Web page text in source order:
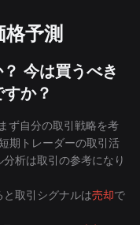
予測
今は買うべき
か？
ず自分の取引戦略を考
期トレーダーの取引活
析は取引の参考になり
取引シグナルは売却で